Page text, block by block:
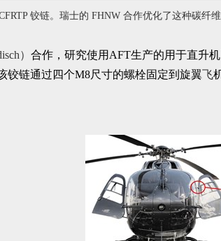
铰链。瑞士的 FHNW 合作优化了这种碳纤
） 合作，研究使用AFT生产的用于直升
铰链通过四个M8尺寸的螺栓固定到旋翼飞